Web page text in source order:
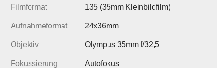
Filmformat 135 (35mm Kleinbildfilm)
Aufnahmeformat 24x36mm
Objektiv Olympus 35mm f/32,5
Fokussierung Autofokus